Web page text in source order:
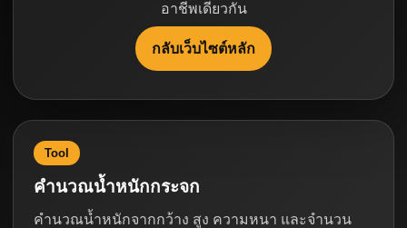
อาชีพเดียวกัน
กลับเว็บไซต์หลัก
Tool
คำนวณน้ำหนักกระจก
คำนวณน้ำหนักจากกว้าง สูง ความหนา และจำนวน